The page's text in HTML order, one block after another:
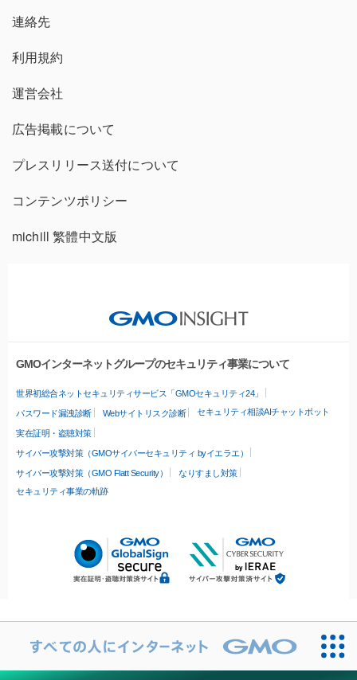
連絡先
利用規約
運営会社
広告掲載について
プレスリリース送付について
コンテンツポリシー
michill 繁體中文版
GMOインターネットグループのセキュリティ事業について
世界初総合ネットセキュリティサービス「GMOセキュリティ24」
パスワード漏洩診断 Webサイトリスク診断 セキュリティ相談AIチャットボット
実在証明・盗聴対策
サイバー攻撃対策（GMOサイバーセキュリティ byイエラエ）
サイバー攻撃対策（GMO Flatt Security）
なりすまし対策
セキュリティ事業の軌跡